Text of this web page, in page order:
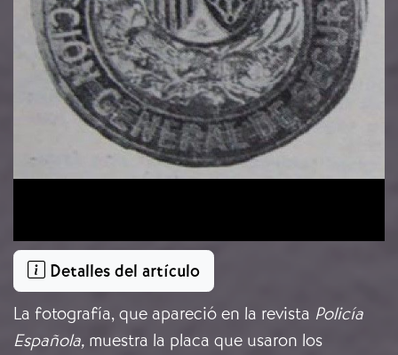
Detalles del artículo
La fotografía, que apareció en la revista Policía
Española, muestra la placa que usaron los